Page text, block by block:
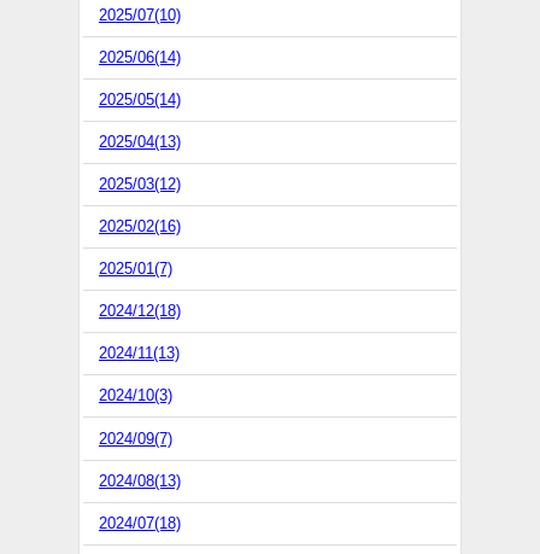
2025/07(10)
2025/06(14)
2025/05(14)
2025/04(13)
2025/03(12)
2025/02(16)
2025/01(7)
2024/12(18)
2024/11(13)
2024/10(3)
2024/09(7)
2024/08(13)
2024/07(18)